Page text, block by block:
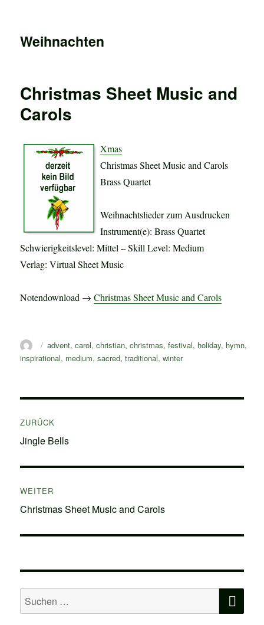
Weihnachten
Christmas Sheet Music and
Carols
Xmas
Christmas Sheet Music and Carols
Brass Quartet
Weihnachtslieder zum Ausdrucken
Instrument(e): Brass Quartet
Schwierigkeitslevel: Mittel – Skill Level: Medium
Verlag: Virtual Sheet Music
Notendownload →Christmas Sheet Music and Carols
AutorSchlagwörter
advent,carol,christian,christmas,festival, holiday, hymn,
inspirational, medium,sacred,traditional,winter
ZURÜCK
Vorheriger
Jingle Bells
WEITER
Nächster
Christmas Sheet Music and Carols
Suchen
nach: